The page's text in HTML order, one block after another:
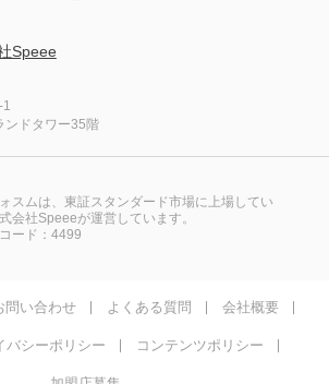
Speee
1
ンドタワー35階
スムは、東証スタンダード市場に上場してい
会社Speeeが運営しています。
ード：4499
問い合わせ よくある質問 会社概要
バシーポリシー コンテンツポリシー